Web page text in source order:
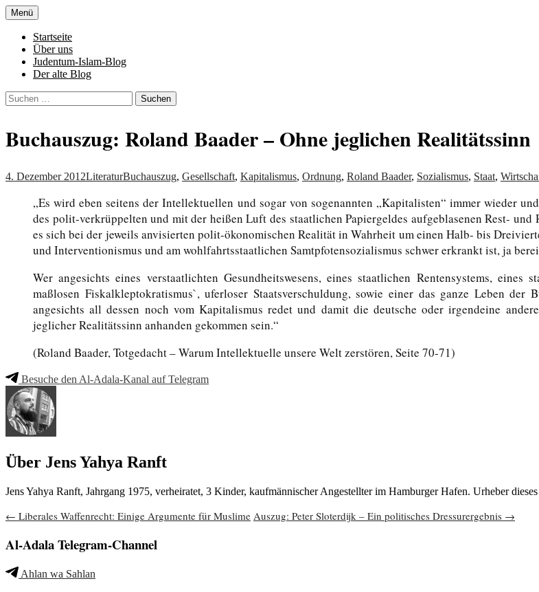
Zum
Inhalt
springen
Al-Adala.de
Menü
Startseite
Über uns
Judentum-Islam-Blog
Der alte Blog
Suchen
nach:
Buchauszug: Roland Baader – Ohne jeglichen Realitätssinn
4. Dezember 2012LiteraturBuchauszug, Gesellschaft, Kapitalismus, Ordnung, Roland Baader, Sozialismus, Staat,
„Es wird eben seitens der Intellektuellen und sogar von sogenannten „Kapitalisten“ immer wieder
des polit-verkrüppelten und mit der heißen Luft des staatlichen Papiergeldes aufgeblasenen Rest-
es sich bei der jeweils anvisierten polit-ökonomischen Realität in Wahrheit um einen Halb- bis
und Interventionismus und am wohlfahrtsstaatlichen Samtpfotensozialismus schwer erkrankt ist, ja
Wer angesichts eines verstaatlichten Gesundheitswesens, eines staatlichen Rentensystems, eines
maßlosen Fiskalkleptokratismus`, uferloser Staatsverschuldung, sowie einer das ganze Leben
angesichts all dessen noch vom Kapitalismus redet und damit die deutsche oder irgendeine
jeglicher Realitätssinn anhanden gekommen sein.“
(Roland Baader, Totgedacht – Warum Intellektuelle unsere Welt zerstören, Seite 70-71)
Besuche den Al-Adala-Kanal auf Telegram
Über Jens Yahya Ranft
Jens Yahya Ranft, Jahrgang 1975, verheiratet, 3 Kinder, kaufmännischer Angestellter im Hamburger Hafen. Urheber
Beitragsnavigation
← Liberales Waffenrecht: Einige Argumente für Muslime Auszug: Peter Sloterdijk – Ein politisches Dressurergebnis →
Al-Adala Telegram-Channel
Ahlan wa Sahlan